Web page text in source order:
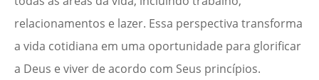
relacionamentos e lazer. Essa perspectiva transforma
a vida cotidiana em uma oportunidade para glorificar
a Deus e viver de acordo com Seus princípios.